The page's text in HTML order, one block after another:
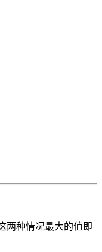
两种情况最大的值即